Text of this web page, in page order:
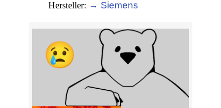
Hersteller: → Siemens